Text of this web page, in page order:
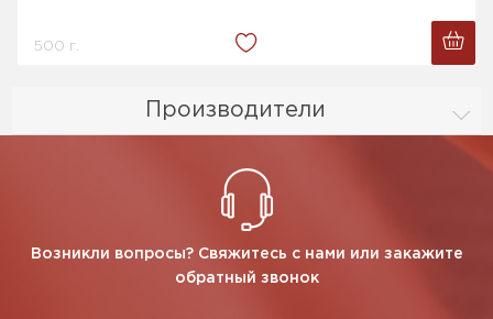
Производители
500 г.
Возникли вопросы? Свяжитесь с нами или закажите
обратный звонок